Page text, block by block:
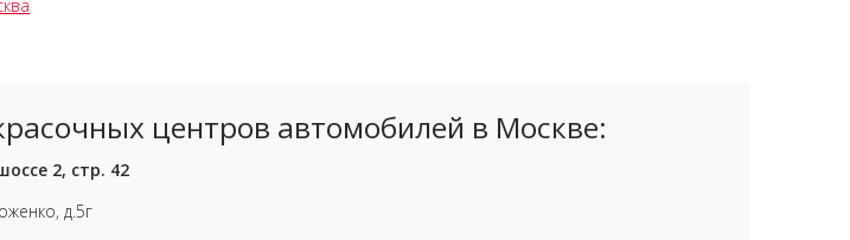
центров автомобилей в Москве:
2, стр. 42
д.5г